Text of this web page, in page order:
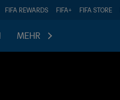
FIFA REWARDS FIFA+ FIFA STORE
MEHR